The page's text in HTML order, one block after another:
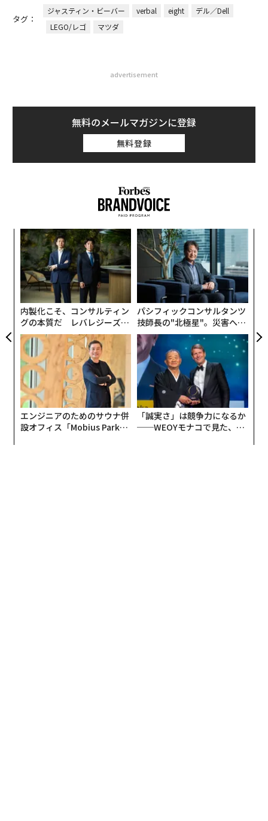
タグ：
ジャスティン・ビーバー verbal eight
デル／Dell
LEGO/レゴ
マツダ
advertisement
無料のメールマガジンに登録
無料登録
内製化こそ、コンサルティン
グの本質だ レバレジーズが
実践する、次世代ファームの
全貌
パシフィックコンサルタンツ
技師長の"北極星"。災害への
無力感を乗り越え見つけた、
防災一筋20年の答え
エンジニアのためのサウナ併
設オフィス「Mobius Park」
「誠実さ」は競争力になるか
──WEOYモナコで見た、く